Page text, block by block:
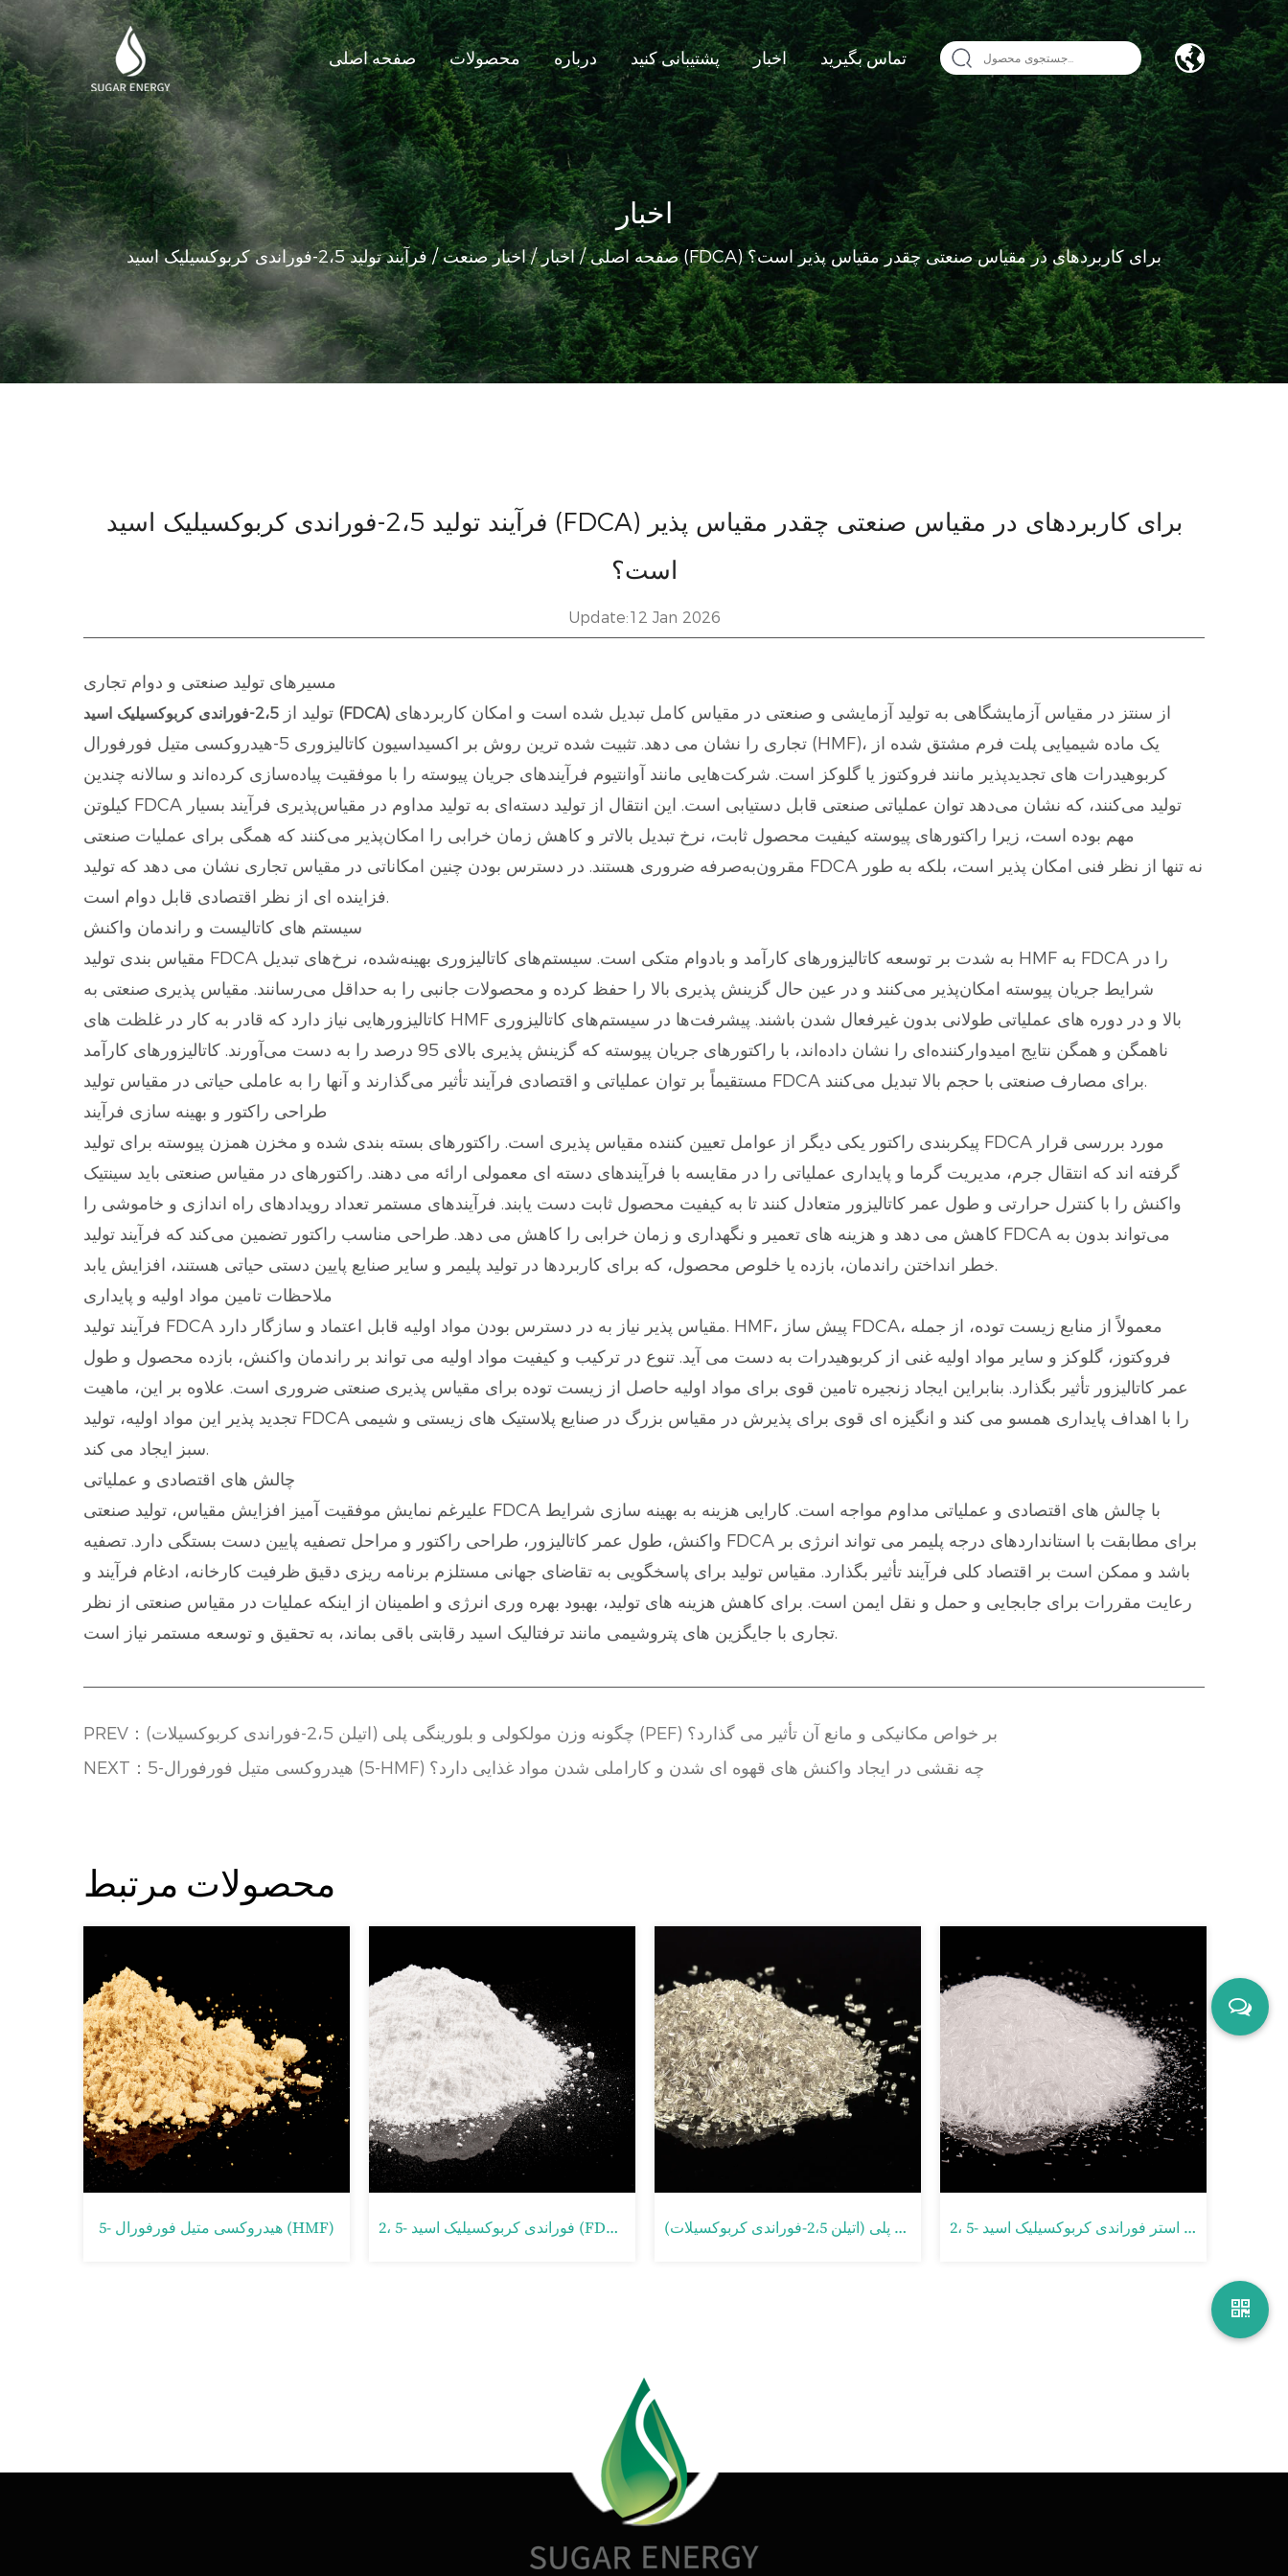
صفحه اصلی محصولات درباره پشتیبانی کنید اخبار تماس بگیرید
اخبار
صفحه اصلی/اخبار/اخبار صنعت/ فرآیند تولید 2،5-فوراندی کربوکسیلیک اسید (FDCA) برای کاربردهای در مقیاس صنعتی چقدر مقیاس پذیر است؟
فرآیند تولید 2،5-فوراندی کربوکسیلیک اسید (FDCA) برای کاربردهای در مقیاس صنعتی چقدر مقیاس پذیر
است؟
Update:12 Jan 2026
مسیرهای تولید صنعتی و دوام تجاری
تولید از 2،5-فوراندی کربوکسیلیک اسید (FDCA) از سنتز در مقیاس آزمایشگاهی به تولید آزمایشی و صنعتی در مقیاس کامل تبدیل شده است و امکان کاربردهای
تجاری را نشان می دهد. تثبیت شده ترین روش بر اکسیداسیون کاتالیزوری 5-هیدروکسی متیل فورفورال (HMF)، یک ماده شیمیایی پلت فرم مشتق شده از
کربوهیدرات های تجدیدپذیر مانند فروکتوز یا گلوکز است. شرکت‌هایی مانند آوانتیوم فرآیندهای جریان پیوسته را با موفقیت پیاده‌سازی کرده‌اند و سالانه چندین
کیلوتن FDCA تولید می‌کنند، که نشان می‌دهد توان عملیاتی صنعتی قابل دستیابی است. این انتقال از تولید دسته‌ای به تولید مداوم در مقیاس‌پذیری فرآیند بسیار
مهم بوده است، زیرا راکتورهای پیوسته کیفیت محصول ثابت، نرخ تبدیل بالاتر و کاهش زمان خرابی را امکان‌پذیر می‌کنند که همگی برای عملیات صنعتی
مقرون‌به‌صرفه ضروری هستند. در دسترس بودن چنین امکاناتی در مقیاس تجاری نشان می دهد که تولید FDCA نه تنها از نظر فنی امکان پذیر است، بلکه به طور
فزاینده ای از نظر اقتصادی قابل دوام است.
سیستم های کاتالیست و راندمان واکنش
مقیاس بندی تولید FDCA به شدت بر توسعه کاتالیزورهای کارآمد و بادوام متکی است. سیستم‌های کاتالیزوری بهینه‌شده، نرخ‌های تبدیل HMF به FDCA را در
شرایط جریان پیوسته امکان‌پذیر می‌کنند و در عین حال گزینش پذیری بالا را حفظ کرده و محصولات جانبی را به حداقل می‌رسانند. مقیاس پذیری صنعتی به
کاتالیزورهایی نیاز دارد که قادر به کار در غلظت های HMF بالا و در دوره های عملیاتی طولانی بدون غیرفعال شدن باشند. پیشرفت‌ها در سیستم‌های کاتالیزوری
ناهمگن و همگن نتایج امیدوارکننده‌ای را نشان داده‌اند، با راکتورهای جریان پیوسته که گزینش پذیری بالای 95 درصد را به دست می‌آورند. کاتالیزورهای کارآمد
مستقیماً بر توان عملیاتی و اقتصادی فرآیند تأثیر می‌گذارند و آنها را به عاملی حیاتی در مقیاس تولید FDCA برای مصارف صنعتی با حجم بالا تبدیل می‌کنند.
طراحی راکتور و بهینه سازی فرآیند
پیکربندی راکتور یکی دیگر از عوامل تعیین کننده مقیاس پذیری است. راکتورهای بسته بندی شده و مخزن همزن پیوسته برای تولید FDCA مورد بررسی قرار
گرفته اند که انتقال جرم، مدیریت گرما و پایداری عملیاتی را در مقایسه با فرآیندهای دسته ای معمولی ارائه می دهند. راکتورهای در مقیاس صنعتی باید سینتیک
واکنش را با کنترل حرارتی و طول عمر کاتالیزور متعادل کنند تا به کیفیت محصول ثابت دست یابند. فرآیندهای مستمر تعداد رویدادهای راه اندازی و خاموشی را
کاهش می دهد و هزینه های تعمیر و نگهداری و زمان خرابی را کاهش می دهد. طراحی مناسب راکتور تضمین می‌کند که فرآیند تولید FDCA می‌تواند بدون به
خطر انداختن راندمان، بازده یا خلوص محصول، که برای کاربردها در تولید پلیمر و سایر صنایع پایین دستی حیاتی هستند، افزایش یابد.
ملاحظات تامین مواد اولیه و پایداری
فرآیند تولید FDCA مقیاس پذیر نیاز به در دسترس بودن مواد اولیه قابل اعتماد و سازگار دارد. HMF، پیش ساز FDCA، معمولاً از منابع زیست توده، از جمله
فروکتوز، گلوکز و سایر مواد اولیه غنی از کربوهیدرات به دست می آید. تنوع در ترکیب و کیفیت مواد اولیه می تواند بر راندمان واکنش، بازده محصول و طول
عمر کاتالیزور تأثیر بگذارد. بنابراین ایجاد زنجیره تامین قوی برای مواد اولیه حاصل از زیست توده برای مقیاس پذیری صنعتی ضروری است. علاوه بر این، ماهیت
تجدید پذیر این مواد اولیه، تولید FDCA را با اهداف پایداری همسو می کند و انگیزه ای قوی برای پذیرش در مقیاس بزرگ در صنایع پلاستیک های زیستی و شیمی
سبز ایجاد می کند.
چالش های اقتصادی و عملیاتی
علیرغم نمایش موفقیت آمیز افزایش مقیاس، تولید صنعتی FDCA با چالش های اقتصادی و عملیاتی مداوم مواجه است. کارایی هزینه به بهینه سازی شرایط
واکنش، طول عمر کاتالیزور، طراحی راکتور و مراحل تصفیه پایین دست بستگی دارد. تصفیه FDCA برای مطابقت با استانداردهای درجه پلیمر می تواند انرژی بر
باشد و ممکن است بر اقتصاد کلی فرآیند تأثیر بگذارد. مقیاس تولید برای پاسخگویی به تقاضای جهانی مستلزم برنامه ریزی دقیق ظرفیت کارخانه، ادغام فرآیند و
رعایت مقررات برای جابجایی و حمل و نقل ایمن است. برای کاهش هزینه های تولید، بهبود بهره وری انرژی و اطمینان از اینکه عملیات در مقیاس صنعتی از نظر
تجاری با جایگزین های پتروشیمی مانند ترفتالیک اسید رقابتی باقی بماند، به تحقیق و توسعه مستمر نیاز است.
PREV：چگونه وزن مولکولی و بلورینگی پلی (اتیلن 2،5-فوراندی کربوکسیلات) (PEF) بر خواص مکانیکی و مانع آن تأثیر می گذارد؟
NEXT：5-هیدروکسی متیل فورفورال (5-HMF) چه نقشی در ایجاد واکنش های قهوه ای شدن و کاراملی شدن مواد غذایی دارد؟
محصولات مرتبط
2، 5- فوراندی کربوکسیلیک اسید (FDCA) پلی (اتیلن 2،5-فوراندی کربوکسیلات) (PEF) 2، 5- دی متیل استر فوراندی کربوکسیلیک اسید (FDME) 2،5- فوراندیل دی متانول (FDM)